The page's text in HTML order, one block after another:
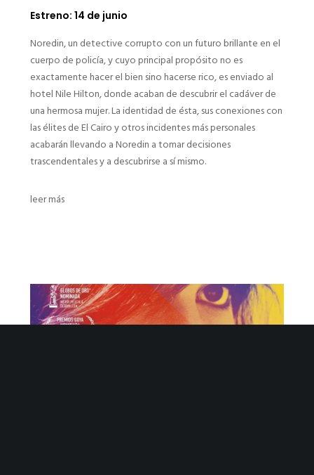
Estreno: 14 de junio
Noredin, un detective corrupto con un futuro brillante en el
cuerpo de policía, y cuyo principal propósito no es
exactamente hacer el bien sino hacerse rico, es enviado al
hotel Nile Hilton, donde acaban de descubrir el cadáver de
una hermosa mujer. La identidad de ésta, sus conexiones con
las élites de El Cairo y otros incidentes más personales
acabarán llevando a Noredin a tomar decisiones
trascendentales y a descubrirse a sí mismo.
leer más